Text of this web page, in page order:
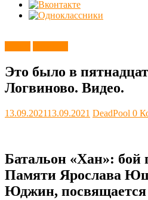
Это было в
Логвиново. Видео.
13.09.202113.09.2021 DeadPool 0
Батальон «Хан»: бой
Памяти Ярослава
Юджин, посвящается